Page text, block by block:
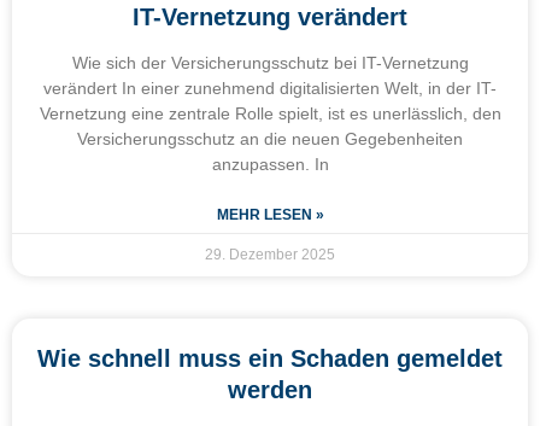
IT-Vernetzung verändert
Wie sich der Versicherungsschutz bei IT-Vernetzung
verändert In einer zunehmend digitalisierten Welt, in der IT-
Vernetzung eine zentrale Rolle spielt, ist es unerlässlich, den
Versicherungsschutz an die neuen Gegebenheiten
anzupassen. In
MEHR LESEN »
29. Dezember 2025
Wie schnell muss ein Schaden gemeldet
werden